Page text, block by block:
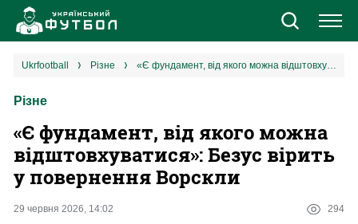
Новини
Єврокубки
УПЛ
ukrfootball різне «Є фундамент, від якого можна відштовхуватися»: Безус вірить у повернення Ворскли
Різне
«Є фундамент, від якого можна
відштовхуватися»: Безус вірить
у повернення Ворскли
29 червня 2026, 14:02 294